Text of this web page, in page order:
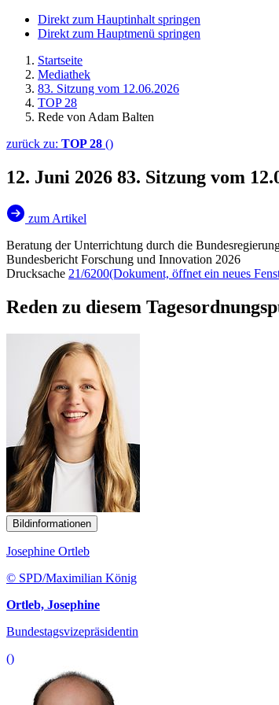
Direkt zum Hauptinhalt springen
Direkt zum Hauptmenü springen
Startseite
Mediathek
83. Sitzung vom 12.06.2026
TOP 28
Rede von Adam Balten
zurück zu: TOP 28 ()
12. Juni 2026 83. Sitzung vom
zum Artikel
Beratung der Unterrichtung durch die
Bundesbericht Forschung und Innovation 2026
Drucksache 21/6200(Dokument, öffnet ein neues
Reden zu diesem
Bildinformationen
Josephine Ortleb
© SPD/Maximilian König
Ortleb, Josephine
Bundestagsvizepräsidentin
()